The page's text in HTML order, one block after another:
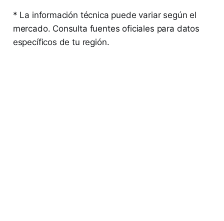
* La información técnica puede variar según el
mercado. Consulta fuentes oficiales para datos
específicos de tu región.